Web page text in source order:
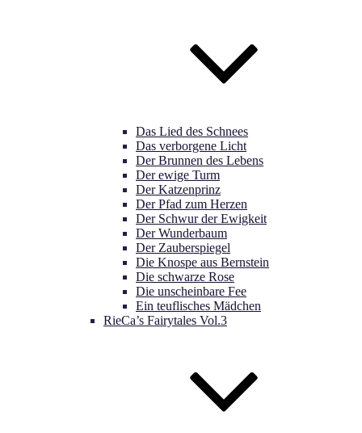
Das Lied des Schnees
Das verborgene Licht
Der Brunnen des Lebens
Der ewige Turm
Der Katzenprinz
Der Pfad zum Herzen
Der Schwur der Ewigkeit
Der Wunderbaum
Der Zauberspiegel
Die Knospe aus Bernstein
Die schwarze Rose
Die unscheinbare Fee
Ein teuflisches Mädchen
RieCa’s Fairytales Vol.3